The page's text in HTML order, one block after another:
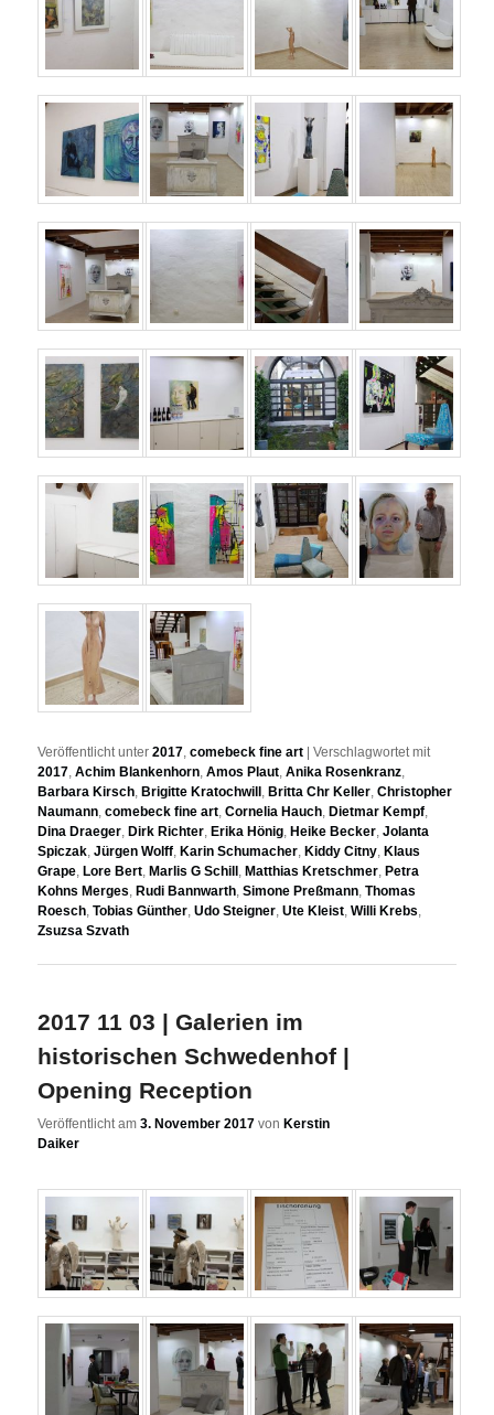
Veröffentlicht unter 2017,comebeck fine art |Verschlagwortet mit
2017,Achim Blankenhorn,Amos Plaut,Anika Rosenkranz,
Barbara Kirsch,Brigitte Kratochwill,Britta Chr Keller,Christopher
Naumann,comebeck fine art,Cornelia Hauch,Dietmar Kempf,
Dina Draeger,Dirk Richter,Erika Hönig,Heike Becker,Jolanta
Spiczak,Jürgen Wolff,Karin Schumacher,Kiddy Citny,Klaus
Grape,Lore Bert,Marlis G Schill,Matthias Kretschmer,Petra
Kohns Merges,Rudi Bannwarth,Simone Preßmann,Thomas
Roesch,Tobias Günther,Udo Steigner,Ute Kleist,Willi Krebs,
Zsuzsa Szvath
2017 11 03 | Galerien im
historischen Schwedenhof |
Opening Reception
Veröffentlicht am3. November 2017 von Kerstin
Daiker